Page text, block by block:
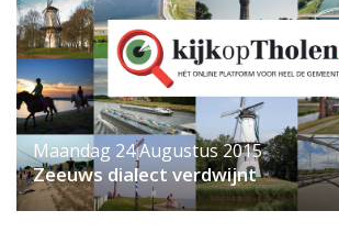
Maandag 24 Augustus 2015
Zeeuws dialect verdwijnt